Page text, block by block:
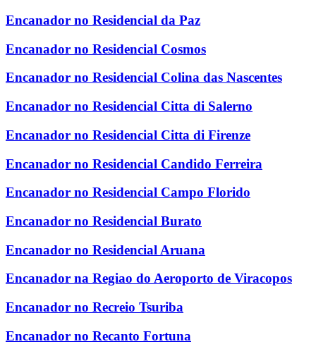
Encanador no Residencial da Paz
Encanador no Residencial Cosmos
Encanador no Residencial Colina das Nascentes
Encanador no Residencial Citta di Salerno
Encanador no Residencial Citta di Firenze
Encanador no Residencial Candido Ferreira
Encanador no Residencial Campo Florido
Encanador no Residencial Burato
Encanador no Residencial Aruana
Encanador na Regiao do Aeroporto de Viracopos
Encanador no Recreio Tsuriba
Encanador no Recanto Fortuna